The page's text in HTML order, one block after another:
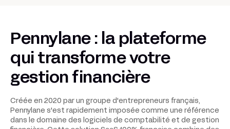
Pennylane : la plateforme
qui transforme votre
gestion financière
Créée en 2020 par un groupe d'entrepreneurs français,
Pennylane s'est rapidement imposée comme une référence
dans le domaine des logiciels de comptabilité et de gestion